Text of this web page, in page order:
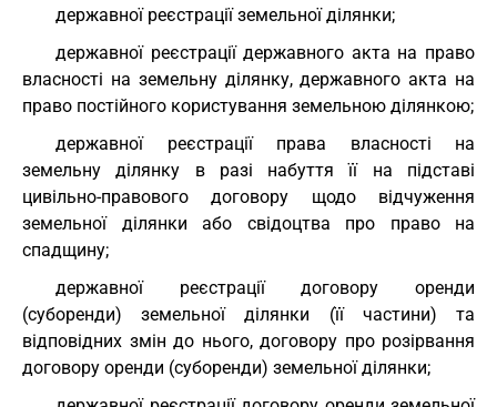
державної реєстрації земельної ділянки;
державної реєстрації державного акта на право
власності на земельну ділянку, державного акта на
право постійного користування земельною ділянкою;
державної реєстрації права власності на
земельну ділянку в разі набуття її на підставі
цивільно-правового договору щодо відчуження
земельної ділянки або свідоцтва про право на
спадщину;
державної реєстрації договору оренди
(суборенди) земельної ділянки (її частини) та
відповідних змін до нього, договору про розірвання
договору оренди (суборенди) земельної ділянки;